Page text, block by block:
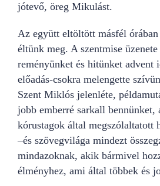
jótevő, öreg Mikulást.
Az együtt eltöltött másfél
éltünk meg. A szentmise
reményünket és hitünket advent
előadás-csokra melengette
Szent Miklós jelenléte,
jobb emberré sarkall bennünket,
kórustagok által megszólaltatott
–és szövegvilága mindezt
mindazoknak, akik bármivel
élményhez, ami által többek és